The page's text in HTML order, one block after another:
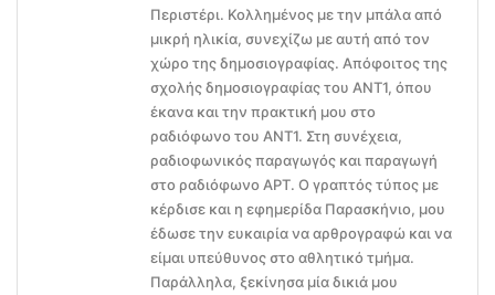
Περιστέρι. Κολλημένος με την μπάλα από
μικρή ηλικία, συνεχίζω με αυτή από τον
χώρο της δημοσιογραφίας. Απόφοιτος της
σχολής δημοσιογραφίας του ΑΝΤ1, όπου
έκανα και την πρακτική μου στο
ραδιόφωνο του ΑΝΤ1. Στη συνέχεια,
ραδιοφωνικός παραγωγός και παραγωγή
στο ραδιόφωνο ΑΡΤ. Ο γραπτός τύπος με
κέρδισε και η εφημερίδα Παρασκήνιο, μου
έδωσε την ευκαιρία να αρθρογραφώ και να
είμαι υπεύθυνος στο αθλητικό τμήμα.
Παράλληλα, ξεκίνησα μία δικιά μου